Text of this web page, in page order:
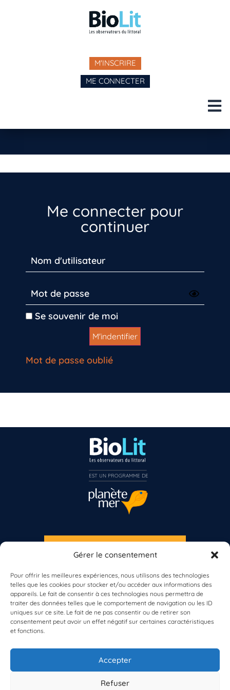
Gérer le consentement
Pour offrir les meilleures expériences, nous utilisons des technologies
telles que les cookies pour stocker et/ou accéder aux informations des
appareils. Le fait de consentir à ces technologies nous permettra de
traiter des données telles que le comportement de navigation ou les ID
uniques sur ce site. Le fait de ne pas consentir ou de retirer son
consentement peut avoir un effet négatif sur certaines caractéristiques
et fonctions.
Accepter
Refuser
M'INSCRIRE
ME CONNECTER
Me connecter pour
continuer
Se souvenir de moi
Mot de passe oublié
À propos de BioLit
Vos données d'observation
Ressources
Résultats du programme
S'INSCRIRE À LA NEWSLETTER
Vous n’êtes pas encore inscrit à Biolit ?
Inscrivez-vous dès maintenant